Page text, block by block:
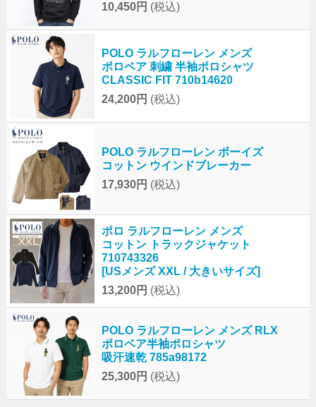
10,450円 (税込)
POLO ラルフローレン メンズ
ポロベア 刺繍 半袖ポロシャツ
CLASSIC FIT 710b14620
24,200円 (税込)
POLO ラルフローレン ボーイズ
コットン ウインドブレーカー
17,930円 (税込)
ポロ ラルフローレン メンズ
コットン トラックジャケット
710743326
[USメンズ XXL / 大きいサイズ]
13,200円 (税込)
POLO ラルフローレン メンズ RLX
ポロベア半袖ポロシャツ
吸汗速乾 785a98172
25,300円 (税込)